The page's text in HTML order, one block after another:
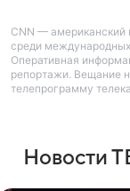
CNN — американский
среди
Оперативная
репортажи. Вещание
телепрограмму
Новости